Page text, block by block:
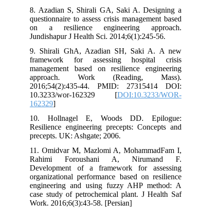
8. Azadian S, Shirali GA, Saki A.
questionnaire to assess crisis
on a resilience engineering
Jundishapur J Health Sci.
9. Shirali GhA, Azadian SH, Saki
framework for assessing
management based on resilience
approach. Work (Reading,
2016;54(2):435-44. PMID:
10.3233/wor-162329 [
10. Hollnagel E, Woods DD.
Resilience engineering precepts:
precepts. UK: Ashgate; 2006.
11. Omidvar M, Mazlomi A,
Rahimi Foroushani A,
Development of a framework for
organizational performance based on
engineering and using fuzzy AHP
case study of petrochemical plant. J
Work. 2016;6(3):43-58. [Persian]